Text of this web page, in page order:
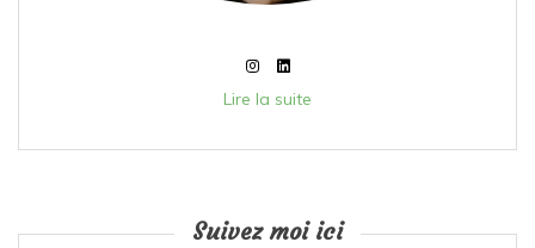
Lire la suite
Suivez moi ici